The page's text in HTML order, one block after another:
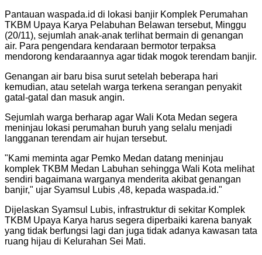
Pantauan waspada.id di lokasi banjir Komplek Perumahan
TKBM Upaya Karya Pelabuhan Belawan tersebut, Minggu
(20/11), sejumlah anak-anak terlihat bermain di genangan
air. Para pengendara kendaraan bermotor terpaksa
mendorong kendaraannya agar tidak mogok terendam banjir.
Genangan air baru bisa surut setelah beberapa hari
kemudian, atau setelah warga terkena serangan penyakit
gatal-gatal dan masuk angin.
Sejumlah warga berharap agar Wali Kota Medan segera
meninjau lokasi perumahan buruh yang selalu menjadi
langganan terendam air hujan tersebut.
"Kami meminta agar Pemko Medan datang meninjau
komplek TKBM Medan Labuhan sehingga Wali Kota melihat
sendiri bagaimana warganya menderita akibat genangan
banjir," ujar Syamsul Lubis ,48, kepada waspada.id."
Dijelaskan Syamsul Lubis, infrastruktur di sekitar Komplek
TKBM Upaya Karya harus segera diperbaiki karena banyak
yang tidak berfungsi lagi dan juga tidak adanya kawasan tata
ruang hijau di Kelurahan Sei Mati.